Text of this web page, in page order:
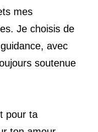
mes
Je choisis de
avec
soutenue
pour ta